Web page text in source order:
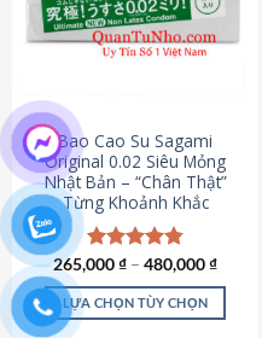
Bao Cao Su Sagami
Original 0.02 Siêu Mỏng
Nhật Bản – “Chân Thật”
Từng Khoảnh Khắc
Được xếp
hạng4.87
5 sao
265,000₫ – 480,000₫
LỰA CHỌN TÙY CHỌN